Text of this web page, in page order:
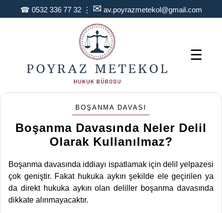
☎ 0532 336 77 32⋮ ✉ av.poyrazmetekol@gmail.com
☰
BOŞANMA DAVASI
Boşanma Davasında Neler Delil
Olarak Kullanılmaz?
Boşanma davasında iddiayı ispatlamak için delil yelpazesi
çok geniştir. Fakat hukuka aykırı şekilde ele geçirilen ya
da direkt hukuka aykırı olan deliller boşanma davasında
dikkate alınmayacaktır.